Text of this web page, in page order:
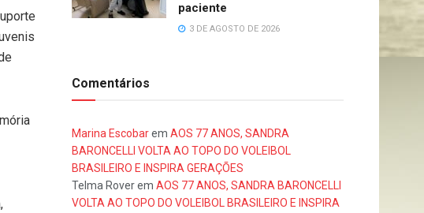
paciente
3 DE AGOSTO DE 2026
Comentários
Marina Escobarem AOS 77 ANOS, SANDRA
BARONCELLI VOLTA AO TOPO DO VOLEIBOL
BRASILEIRO E INSPIRA GERAÇÕES
Telma Roverem AOS 77 ANOS, SANDRA BARONCELLI
VOLTA AO TOPO DO VOLEIBOL BRASILEIRO E INSPIRA